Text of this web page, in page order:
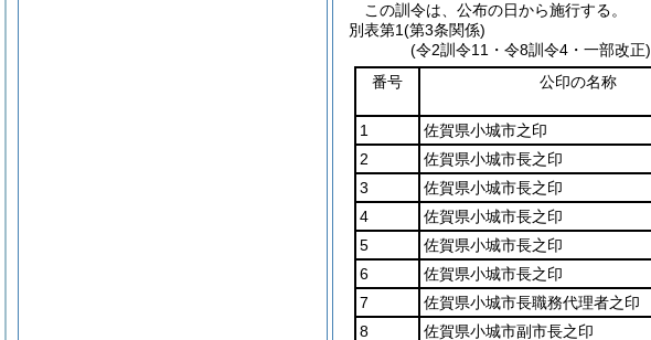
この訓令は、公布の日から施行する。
別表第1(第3条関係)
(令2訓令11・令8訓令4・一部改正)
番号
公印の名称
1 佐賀県小城市之印
2
佐賀県小城市長之印
3
佐賀県小城市長之印
4
佐賀県小城市長之印
5
佐賀県小城市長之印
6
佐賀県小城市長之印
7
佐賀県小城市長職務代理者之印
8
佐賀県小城市副市長之印